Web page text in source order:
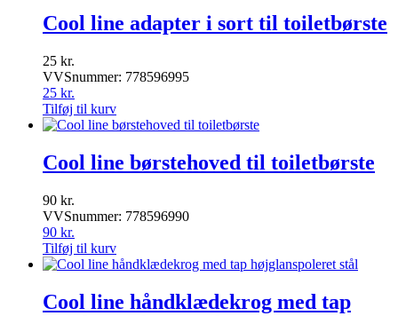
Cool line adapter i sort til toiletbørste
25 kr.
VVSnummer: 778596995
25 kr.
Tilføj til kurv
Cool line børstehoved til toiletbørste
90 kr.
VVSnummer: 778596990
90 kr.
Tilføj til kurv
Cool line håndklædekrog med tap